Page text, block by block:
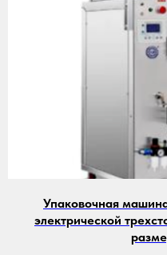
Упаковочная
электрической